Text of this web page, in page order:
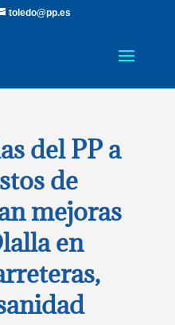
toledo@pp.es
del PP a
de
mejoras
en